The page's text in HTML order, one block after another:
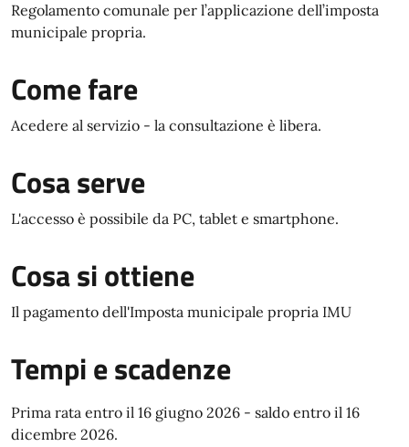
Regolamento comunale per l’applicazione dell’imposta
municipale propria.
Come fare
Acedere al servizio - la consultazione è libera.
Cosa serve
L'accesso è possibile da PC, tablet e smartphone.
Cosa si ottiene
Il pagamento dell'Imposta municipale propria IMU
Tempi e scadenze
Prima rata entro il 16 giugno 2026 - saldo entro il 16
dicembre 2026.